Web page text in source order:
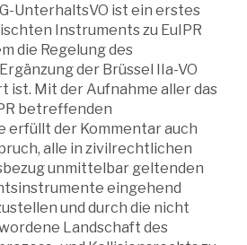
UnterhaltsVO ist ein erstes
Instruments zu EuIPR
die Regelung des
der Brüssel IIa-VO
Mit der Aufnahme aller das
betreffenden
erfüllt der Kommentar auch
alle in zivilrechtlichen
unmittelbar geltenden
eingehend
und durch die nicht
Landschaft des